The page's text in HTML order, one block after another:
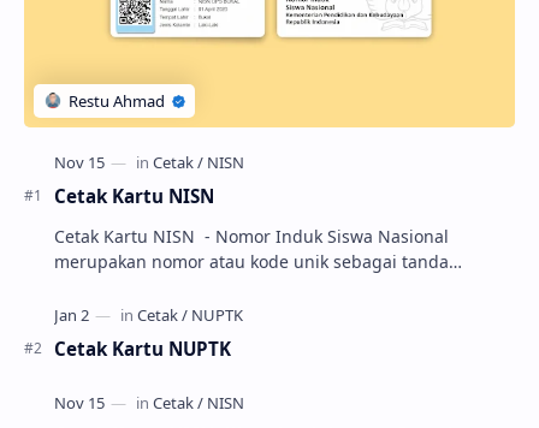
Cetak Kartu NISN
Cetak Kartu NISN - Nomor Induk Siswa Nasional
merupakan nomor atau kode unik sebagai tanda
Cetak Kartu NUPTK